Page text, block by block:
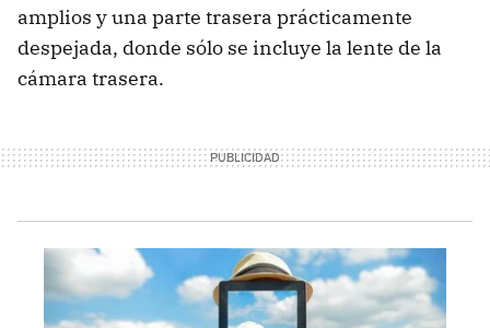
amplios y una parte trasera prácticamente
despejada, donde sólo se incluye la lente de la
cámara trasera.